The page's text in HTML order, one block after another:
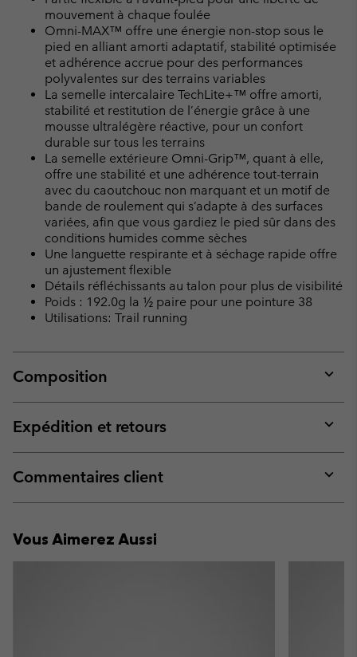
mouvement à chaque foulée
Omni-MAX™ offre une énergie non-stop sous le
pied en alliant amorti adaptatif, stabilité optimisée
et adhérence accrue pour des performances
polyvalentes sur des terrains variables
La semelle intercalaire TechLite+™ offre amorti,
stabilité et restitution de l’énergie grâce à une
mousse ultralégère réactive, pour un confort
durable sur tous les terrains
La semelle extérieure Omni-Grip™, quant à elle,
offre une stabilité et une adhérence tout-terrain
avec du caoutchouc non marquant et un motif de
bande de roulement qui s’adapte à des surfaces
variées, afin que vous gardiez le pied sûr dans des
conditions humides comme sèches
Une languette respirante et à séchage rapide offre
un ajustement flexible
Détails réfléchissants au talon pour plus de visibilité
Poids : 192.0g la ½ paire pour une pointure 38
Utilisations: Trail running
Composition
or
Expédition et retours
or
Commentaires client
or
Vous Aimerez Aussi